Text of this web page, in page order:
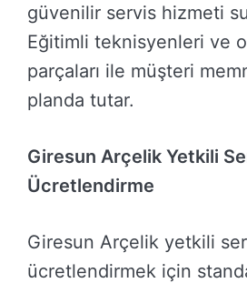
güvenilir servis hizmeti
Eğitimli teknisyenleri ve
parçaları ile müşteri
planda tutar.
Giresun Arçelik Yetkili
Ücretlendirme
Giresun Arçelik yetkili
ücretlendirmek için